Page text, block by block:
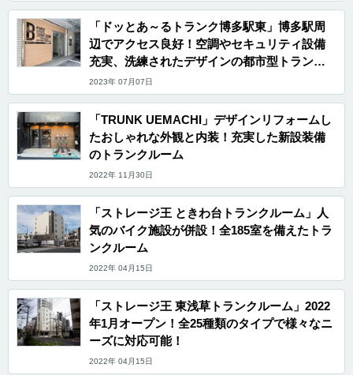
「ドッとあ～るトランク博多駅東」博多駅周
辺でアクセス良好！空調やセキュリティ設備
充実、洗練されたデザインの都市型トランク
ルーム
2023年 07月07日
「TRUNK UEMACHI」デザインリフォームし
たおしゃれな外観と内装！充実した新設装備
のトランクルーム
2022年 11月30日
「ストレージ王 ときわ台トランクルーム」人
気のバイク施設が併設！全185室を備えたトラ
ンクルーム
2022年 04月15日
「ストレージ王 東浅草トランクルーム」2022
年1月オープン！全25種類のタイプで様々なニ
ーズに対応可能！
2022年 04月15日